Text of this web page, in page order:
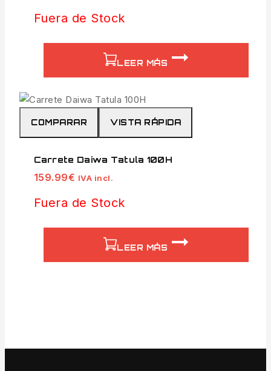
Fuera de Stock
LEER MÁS
COMPARAR VISTA RÁPIDA
Carrete Daiwa Tatula 100H
159.99€ IVA incl.
Fuera de Stock
LEER MÁS